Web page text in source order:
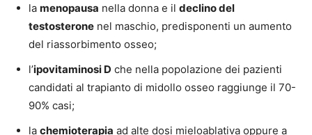
la menopausa nella donna e il declino del
testosterone nel maschio, predisponenti un aumento
del riassorbimento osseo;
l’ipovitaminosi D che nella popolazione dei pazienti
candidati al trapianto di midollo osseo raggiunge il 70-
90% casi;
la chemioterapia ad alte dosi mieloablativa oppure a